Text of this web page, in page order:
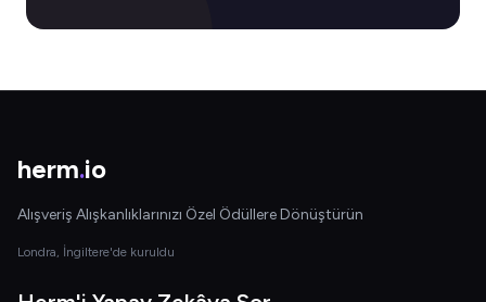
herm.io
Alışveriş Alışkanlıklarınızı Özel Ödüllere Dönüştürün
Londra, İngiltere'de kuruldu